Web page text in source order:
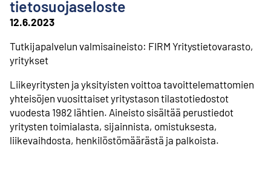
tietosuojaseloste
12.6.2023
Tutkijapalvelun valmisaineisto: FIRM Yritystietovarasto,
yritykset
Liikeyritysten ja yksityisten voittoa tavoittelemattomien
yhteisöjen vuosittaiset yritystason tilastotiedostot
vuodesta 1982 lähtien. Aineisto sisältää perustiedot
yritysten toimialasta, sijainnista, omistuksesta,
liikevaihdosta, henkilöstömäärästä ja palkoista.